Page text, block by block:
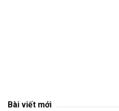
Bài viết mới